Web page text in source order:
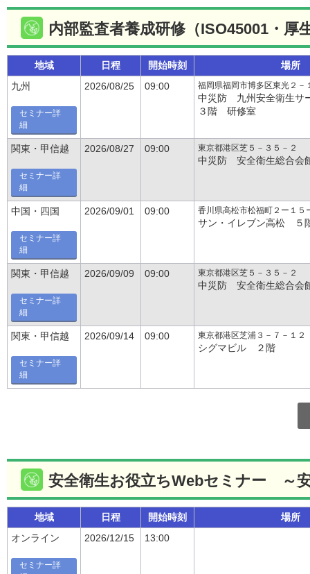
内部監査者養成研修（ISO45001・厚
地域 日程 開始時刻
場所
九州
セミナー詳
細
2026/08/25 09:00 福岡県福岡市博多区東光２－
中災防 九州安全衛生
３階 研修室
関東・甲信越
セミナー詳
細
2026/08/27 09:00 東京都港区芝５－３５－２
中災防 安全衛生総合
中国・四国
セミナー詳
細
2026/09/01 09:00 香川県高松市松福町２ー１５
サン・イレブン高松 ５
関東・甲信越
セミナー詳
細
2026/09/09 09:00 東京都港区芝５－３５－２
中災防 安全衛生総合
関東・甲信越
セミナー詳
細
2026/09/14 09:00 東京都港区芝浦３－７－１２
シグマビル ２階
安全衛生お役立ちWebセミナー ～
地域 日程 開始時刻
場所
オンライン
セミナー詳
2026/12/15 13:00